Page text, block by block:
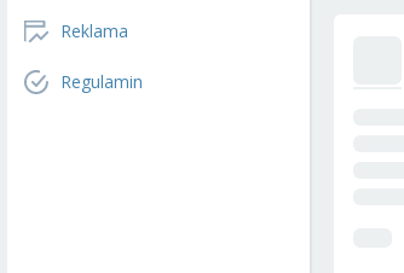
Reklama
Regulamin